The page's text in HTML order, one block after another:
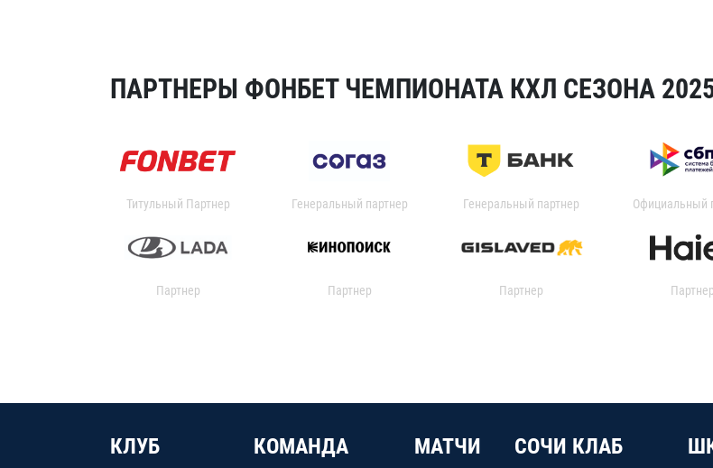
ПАРТНЕРЫ ФОНБЕТ ЧЕМПИОНАТА КХЛ СЕЗОНА
Титульный Партнер Генеральный партнер Генеральный партнер Официальный
Партнер Партнер Партнер Партнер
КЛУБ КОМАНДА МАТЧИ СОЧИ КЛАБ